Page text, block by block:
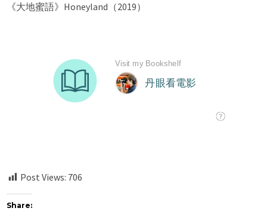
《大地蜜語》Honeyland（2019）
Post Views: 706
Share: